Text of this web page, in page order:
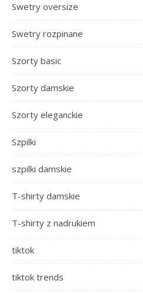
Swetry oversize
Swetry rozpinane
Szorty basic
Szorty damskie
Szorty eleganckie
Szpilki
szpilki damskie
T-shirty damskie
T-shirty z nadrukiem
tiktok
tiktok trends